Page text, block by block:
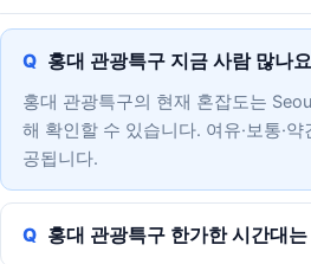
홍대 관광특구 지금 사람 많나
홍대 관광특구의 현재 혼잡도는
해 확인할 수 있습니다. 여유·보통·
공됩니다.
홍대 관광특구 한가한 시간대